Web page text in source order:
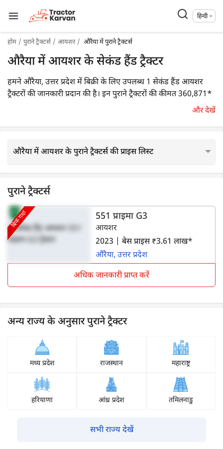
हिन्दी
होम पुराने ट्रैक्टर्स आयशर औरैया में पुराने ट्रैक्टर्स
औरैया में आयशर के सेकंड हैंड ट्रैक्टर
हमने औरैया, उत्तर प्रदेश में बिक्री के लिए उपलब्ध 1 सेकंड हैंड आयशर
ट्रैक्टरों की जानकारी प्रदान की है। इन पुराने ट्रैक्टरों की कीमत 360,871*
रुपये से शुरू होती है। आप कीमत, एचपी एवं देख वर्ष जैसे प्रासंगिक
चयन कर जानकारी प्राप्त कर सकते हैं।
और देखें
औरैया में आयशर के पुराने ट्रैक्टर्स की प्राइस लिस्ट
पुराने ट्रैक्टर्स
बिक गया 551 प्राइमा G3
आयशर
2023 | बेस प्राइस ₹3.61 लाख*
औरैया, उत्तर प्रदेश
अधिक जानकारी प्राप्त करें
अन्य राज्य के अनुसार पुराने ट्रैक्टर
मध्य प्रदेश राजस्थान महाराष्ट्र
हरियाणा आंध्र प्रदेश तमिलनाडु
सभी राज्य देखें